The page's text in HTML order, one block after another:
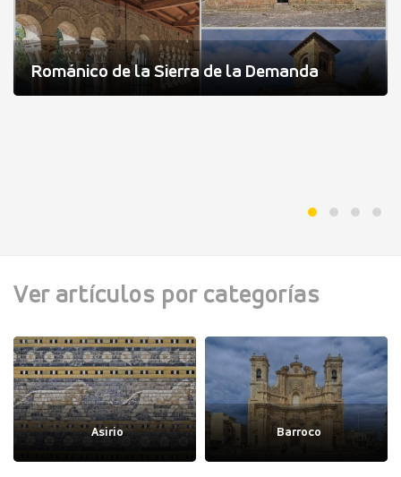
Románico de la Sierra de la Demanda
Ver artículos por categorías
Asirio Barroco